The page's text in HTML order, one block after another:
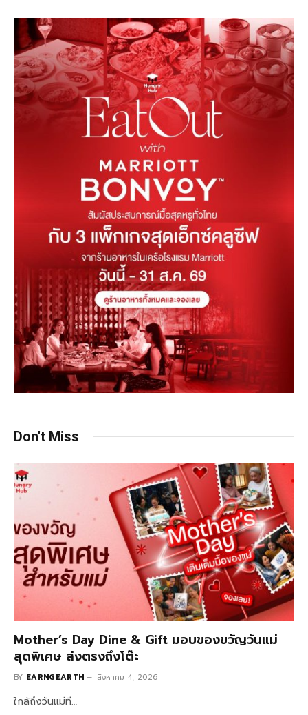
Don't Miss
Mother’s Day Dine & Gift มอบของขวัญวันแม่
สุดพิเศษ ส่งตรงถึงโต๊ะ
BY EARNGEARTH สิงหาคม 4, 2026
ใกล้ถึงวันแม่ที…